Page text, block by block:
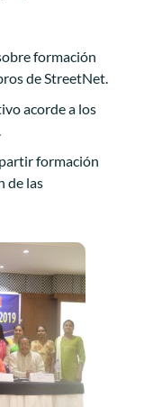
formación
de StreetNet.
acorde a los
formación
de las